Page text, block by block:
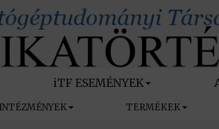
iTF ESEMÉNYEK
INTÉZMÉNYEK TERMÉKEK